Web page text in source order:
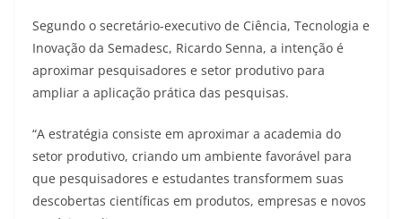
Segundo o secretário-executivo de Ciência, Tecnologia e
Inovação da Semadesc, Ricardo Senna, a intenção é
aproximar pesquisadores e setor produtivo para
ampliar a aplicação prática das pesquisas.
“A estratégia consiste em aproximar a academia do
setor produtivo, criando um ambiente favorável para
que pesquisadores e estudantes transformem suas
descobertas científicas em produtos, empresas e novos